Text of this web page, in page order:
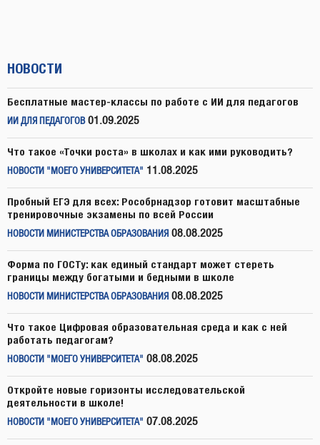
НОВОСТИ
Бесплатные мастер-классы по работе с ИИ для педагогов
ИИ ДЛЯ ПЕДАГОГОВ 01.09.2025
Что такое «Точки роста» в школах и как ими руководить?
НОВОСТИ "МОЕГО УНИВЕРСИТЕТА" 11.08.2025
Пробный ЕГЭ для всех: Рособрнадзор готовит масштабные
тренировочные экзамены по всей России
НОВОСТИ МИНИСТЕРСТВА ОБРАЗОВАНИЯ 08.08.2025
Форма по ГОСТу: как единый стандарт может стереть
границы между богатыми и бедными в школе
НОВОСТИ МИНИСТЕРСТВА ОБРАЗОВАНИЯ 08.08.2025
Что такое Цифровая образовательная среда и как с ней
работать педагогам?
НОВОСТИ "МОЕГО УНИВЕРСИТЕТА" 08.08.2025
Откройте новые горизонты исследовательской
деятельности в школе!
НОВОСТИ "МОЕГО УНИВЕРСИТЕТА" 07.08.2025